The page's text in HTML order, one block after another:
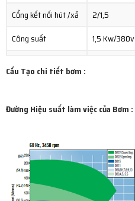
Cổng kết nối hút /xả
2/1,5
Công suất
1,5 Kw/380v
Ứng dụng
bơm hóa chất
Cấu Tạo chi tiết bơm :
Đường Hiệu suất làm việc của Bơm :